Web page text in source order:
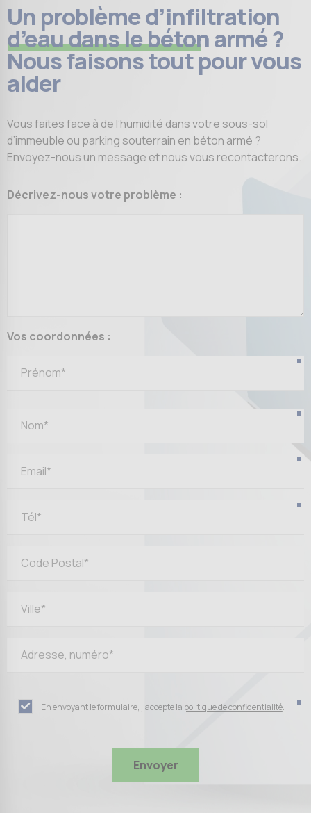
Un problème d’infiltration
d’eau dans le béton armé ?
Nous faisons tout pour vous
aider
Vous faites face à de l’humidité dans votre sous-sol
d’immeuble ou parking souterrain en béton armé ?
Envoyez-nous un message et nous vous recontacterons.
Décrivez-nous votre problème :
Vos coordonnées :
En envoyant le formulaire, j'accepte la politique de confidentialité.